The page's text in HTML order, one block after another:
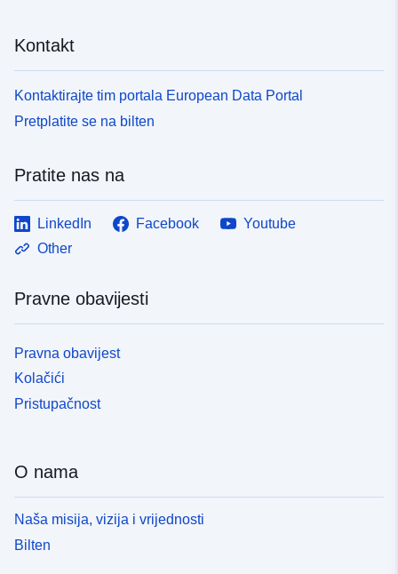
Kontakt
Kontaktirajte tim portala European Data Portal
Pretplatite se na bilten
Pratite nas na
LinkedIn Facebook
Youtube
Other
Pravne obavijesti
Pravna obavijest
Kolačići
Pristupačnost
O nama
Naša misija, vizija i vrijednosti
Bilten